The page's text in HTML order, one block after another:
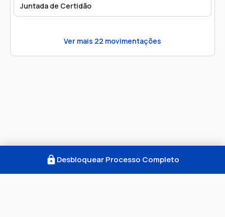
Juntada de Certidão
Ver mais 22 movimentações
Desbloquear Processo Completo